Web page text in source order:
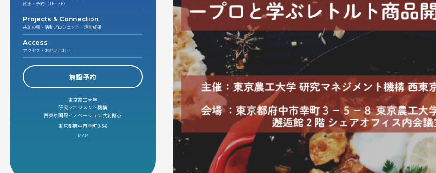
貸出・予約（1F・3F）
Projects & Connection
共創の場・活動プロジェクト・活動成果
Access
アクセス・お問い合わせ
施設予約
東京農工大学
研究マネジメント機構
西東京国際イノベーション共創拠点
東京都府中市幸町3-5-8
MAP